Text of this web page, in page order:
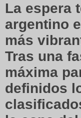
La espera
argentino
más
Tras una
máxima
definidos